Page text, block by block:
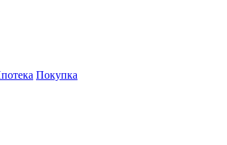
Покупка